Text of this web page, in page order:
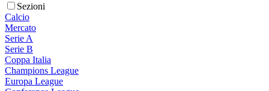
Sezioni
Calcio
Mercato
Serie A
Serie B
Coppa Italia
Champions League
Europa League